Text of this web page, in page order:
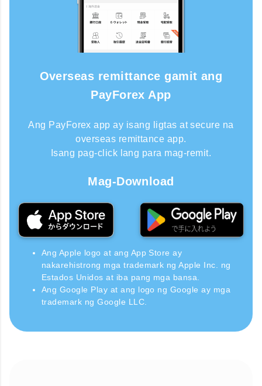
Overseas remittance gamit ang
PayForex App
Ang PayForex app ay isang ligtas at secure na
overseas remittance app.
Isang pag-click lang para mag-remit.
Mag-Download
Ang Apple logo at ang App Store ay
nakarehistrong mga trademark ng Apple Inc. ng
Estados Unidos at iba pang mga bansa.
Ang Google Play at ang logo ng Google ay mga
trademark ng Google LLC.